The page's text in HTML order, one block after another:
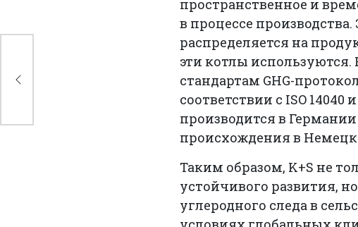
пространственное и
в процессе
распределяется на
эти котлы используются.
стандартам GHG-
соответствии с ISO
производится в
происхождения в
Таким образом, K+S не
устойчивого развития,
углеродного следа в